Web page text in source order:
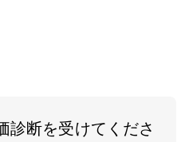
診断を受けてくださ